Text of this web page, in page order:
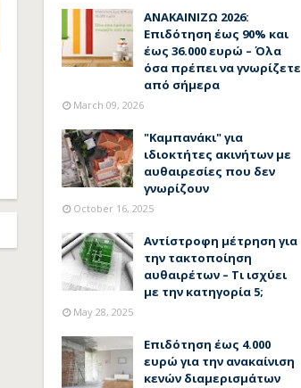
ΑΝΑΚΑΙΝΙΖΩ 2026:
Επιδότηση έως 90% και
έως 36.000 ευρώ – Όλα
όσα πρέπει να γνωρίζετε
από σήμερα
March 09, 2026
"Καμπανάκι" για
ιδιοκτήτες ακινήτων με
αυθαιρεσίες που δεν
γνωρίζουν
October 16, 2025
Αντίστροφη μέτρηση για
την τακτοποίηση
αυθαιρέτων – Τι ισχύει
με την κατηγορία 5;
May 28, 2025
Επιδότηση έως 4.000
ευρώ για την ανακαίνιση
κενών διαμερισμάτων